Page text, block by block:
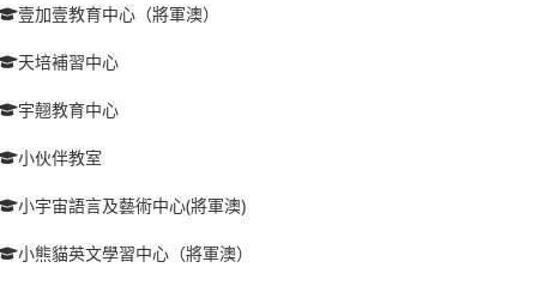
壹加壹教育中心（將軍澳）
天培補習中心
宇翹教育中心
小伙伴教室
小宇宙語言及藝術中心(將軍澳)
小熊貓英文學習中心（將軍澳）